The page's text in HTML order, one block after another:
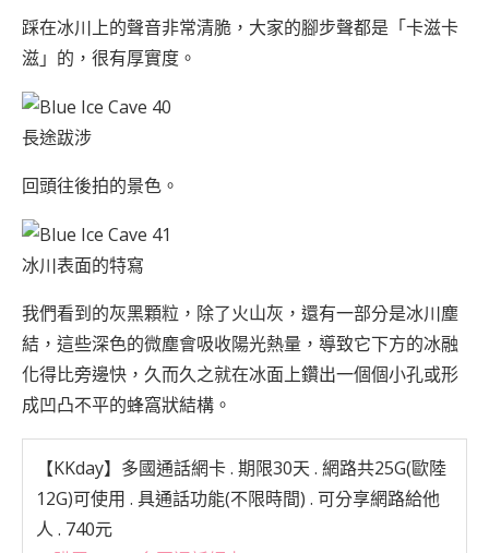
踩在冰川上的聲音非常清脆，大家的腳步聲都是「卡滋卡
滋」的，很有厚實度。
長途跋涉
回頭往後拍的景色。
冰川表面的特寫
我們看到的灰黑顆粒，除了火山灰，還有一部分是冰川塵
結，這些深色的微塵會吸收陽光熱量，導致它下方的冰融
化得比旁邊快，久而久之就在冰面上鑽出一個個小孔或形
成凹凸不平的蜂窩狀結構。
【KKday】多國通話網卡. 期限30天 . 網路共25G(歐陸
12G)可使用 . 具通話功能(不限時間) . 可分享網路給他
人 . 740元